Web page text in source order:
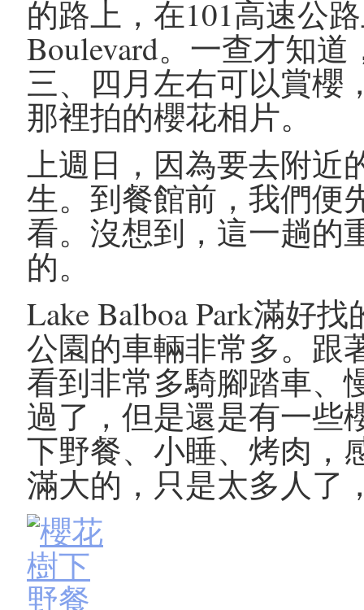
的路上，在101高速公
Boulevard。一查才知
三、四月左右可以賞櫻
那裡拍的櫻花相片。
上週日，因為要去附近
生。到餐館前，我們便
看。沒想到，這一趟的
的。
Lake Balboa Park滿好
公園的車輛非常多。跟
看到非常多騎腳踏車、
過了，但是還是有一些
下野餐、小睡、烤肉，
滿大的，只是太多人了